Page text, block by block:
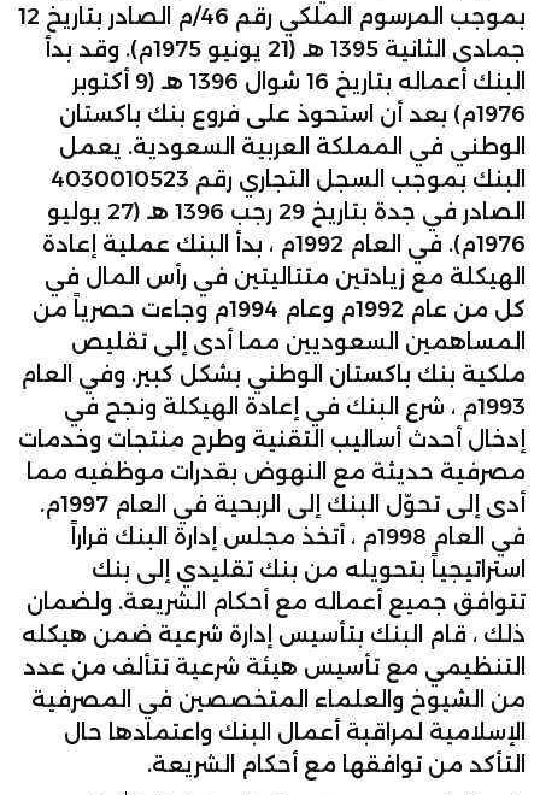
بموجب المرسوم الملكي رقم 46/م الصادر بتاريخ 12
جمادى الثانية 1395 هـ (21 يونيو 1975م). وقد بدأ
البنك أعماله بتاريخ 16 شوال 1396 هـ (9 أكتوبر
1976م) بعد أن استحوذ على فروع بنك باكستان
الوطني في المملكة العربية السعودية. يعمل
البنك بموجب السجل التجاري رقم 4030010523
الصادر في جدة بتاريخ 29 رجب 1396 هـ (27 يوليو
1976م). في العام 1992م ، بدأ البنك عملية إعادة
الهيكلة مع زيادتين متتاليتين في رأس المال في
كل من عام 1992م وعام 1994م وجاءت حصرياً من
المساهمين السعوديين مما أدى إلى تقليص
ملكية بنك باكستان الوطني بشكل كبير. وفي العام
1993م ، شرع البنك في إعادة الهيكلة ونجح في
إدخال أحدث أساليب التقنية وطرح منتجات وخدمات
مصرفية حديثة مع النهوض بقدرات موظفيه مما
أدى إلى تحوّل البنك إلى الربحية في العام 1997م.
في العام 1998م ، أتخذ مجلس إدارة البنك قراراً
استراتيجياً بتحويله من بنك تقليدي إلى بنك
تتوافق جميع أعماله مع أحكام الشريعة. ولضمان
ذلك ، قام البنك بتأسيس إدارة شرعية ضمن هيكله
التنظيمي مع تأسيس هيئة شرعية تتألف من عدد
من الشيوخ والعلماء المتخصصين في المصرفية
الإسلامية لمراقبة أعمال البنك واعتمادها حال
التأكد من توافقها مع أحكام الشريعة.